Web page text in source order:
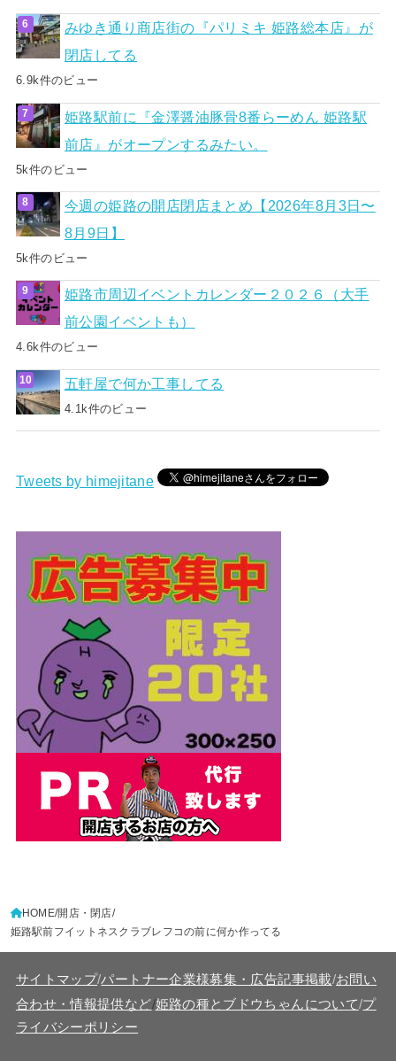
みゆき通り商店街の『パリミキ 姫路総本店』が
閉店してる
6.9k件のビュー
姫路駅前に『金澤醤油豚骨8番らーめん 姫路駅
前店』がオープンするみたい。
5k件のビュー
今週の姫路の開店閉店まとめ【2026年8月3日〜
8月9日】
5k件のビュー
姫路市周辺イベントカレンダー２０２６（大手
前公園イベントも）
4.6k件のビュー
五軒屋で何か工事してる
4.1k件のビュー
Tweets by himejitane
HOME 開店・閉店
姫路駅前フイットネスクラブレフコの前に何か作ってる
サイトマップ/パートナー企業様募集・広告記事掲載/お問い
合わせ・情報提供など/姫路の種とブドウちゃんについて/プ
ライバシーポリシー